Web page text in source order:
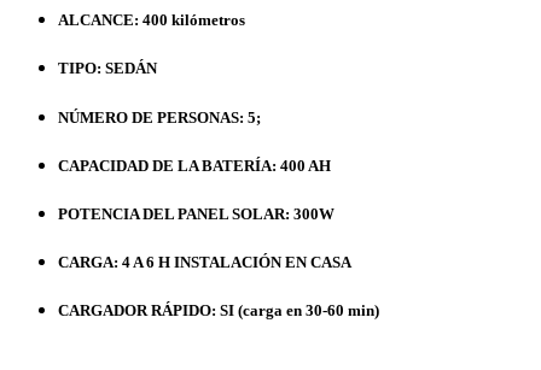
ALCANCE: 400 kilómetros
TIPO: SEDÁN
NÚMERO DE PERSONAS: 5;
CAPACIDAD DE LA BATERÍA: 400 AH
POTENCIA DEL PANEL SOLAR: 300W
CARGA: 4 A 6 H INSTALACIÓN EN CASA
CARGADOR RÁPIDO: SI (carga en 30-60 min)